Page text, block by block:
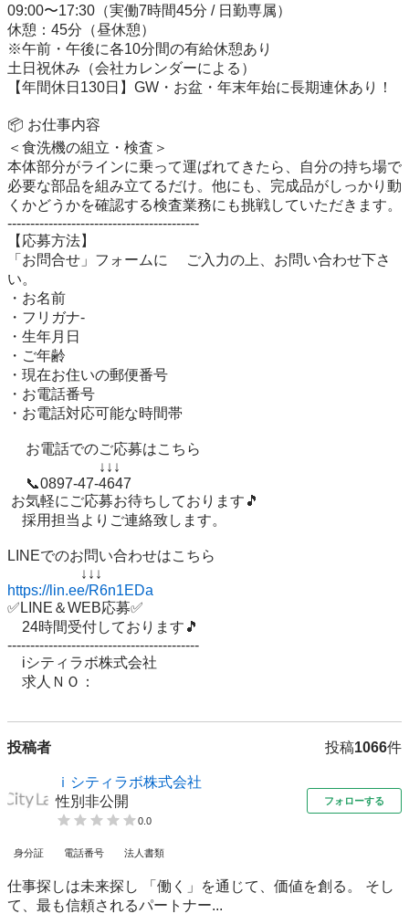
09:00〜17:30（実働7時間45分 / 日勤専属）
休憩：45分（昼休憩）
※午前・午後に各10分間の有給休憩あり
土日祝休み（会社カレンダーによる）
【年間休日130日】GW・お盆・年末年始に長期連休あり！
📦 お仕事内容
＜食洗機の組立・検査＞
本体部分がラインに乗って運ばれてきたら、自分の持ち場で
必要な部品を組み立てるだけ。他にも、完成品がしっかり動
くかどうかを確認する検査業務にも挑戦していただきます。
------------------------------------------
【応募方法】
「お問合せ」フォームに 　ご入力の上、お問い合わせ下さ
い。
・お名前
・フリガナ-
・生年月日
・ご年齢
・現在お住いの郵便番号
・お電話番号
・お電話対応可能な時間帯
採用担当よりご連絡致します。
LINEでのお問い合わせはこちら
https://lin.ee/R6n1EDa
✅LINE＆WEB応募✅
24時間受付しております🎵
------------------------------------------
iシティラボ株式会社
求人ＮＯ：
投稿者 投稿1066件
ｉシティラボ株式会社
性別非公開
0.0
フォローする
身分証 電話番号 法人書類
仕事探しは未来探し 「働く」を通じて、価値を創る。 そし
て、最も信頼されるパートナー...